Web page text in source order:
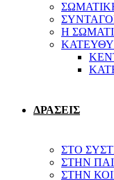
Η
ΔΡΑΣΕΙΣ
ΣΤΟ
ΣΤΗΝ
ΣΤΗΝ